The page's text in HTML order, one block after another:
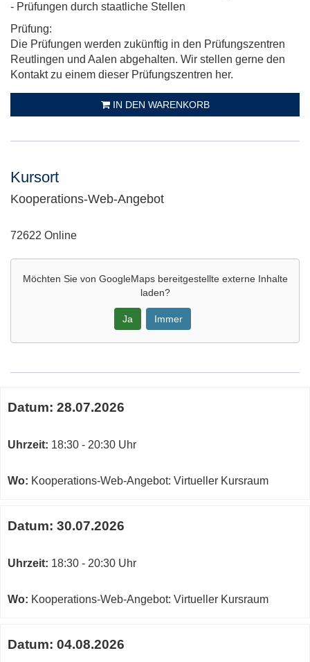
- Prüfungen durch staatliche Stellen
Prüfung:
Die Prüfungen werden zukünftig in den Prüfungszentren
Reutlingen und Aalen abgehalten. Wir stellen gerne den
Kontakt zu einem dieser Prüfungszentren her.
IN DEN WARENKORB
Kursort
Kooperations-Web-Angebot
72622 Online
Möchten Sie von GoogleMapsbereitgestellte externe Inhalte
laden?
Ja Immer
Maps
von
Angebot
neuem
zum
Kurs
Datum: 28.07.2026
Uhrzeit: 18:30 - 20:30 Uhr
Wo: Kooperations-Web-Angebot: Virtueller Kursraum
Datum: 30.07.2026
Uhrzeit: 18:30 - 20:30 Uhr
Wo: Kooperations-Web-Angebot: Virtueller Kursraum
Datum: 04.08.2026